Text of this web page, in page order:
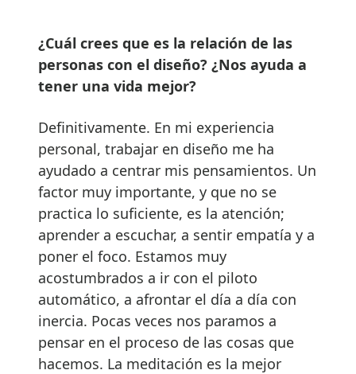
¿Cuál crees que es la relación de las
personas con el diseño? ¿Nos ayuda a
tener una vida mejor?
Definitivamente. En mi experiencia
personal, trabajar en diseño me ha
ayudado a centrar mis pensamientos. Un
factor muy importante, y que no se
practica lo suficiente, es la atención;
aprender a escuchar, a sentir empatía y a
poner el foco. Estamos muy
acostumbrados a ir con el piloto
automático, a afrontar el día a día con
inercia. Pocas veces nos paramos a
pensar en el proceso de las cosas que
hacemos. La meditación es la mejor